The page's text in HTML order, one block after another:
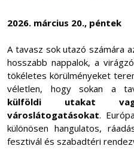
2026. március 20., péntek
A tavasz sok utazó számára
hosszabb nappalok, a
tökéletes körülményeket
véletlen, hogy sokan a
külföldi utakat
városlátogatásokat.
különösen hangulatos,
fesztivál és szabadtéri